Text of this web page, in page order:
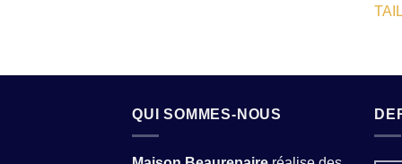
QUI SOMMES-NOUS